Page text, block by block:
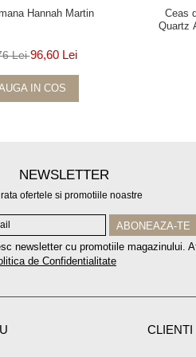
Hannah Martin
Lei96,60 Lei
IN COS
Ceas
Quartz
NEWSLETTER
rata ofertele si promotiile noastre
newsletter cu promotiile magazinului.
de Confidentialitate
CLIENTI